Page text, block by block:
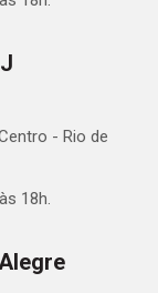
- Rio de
18h.